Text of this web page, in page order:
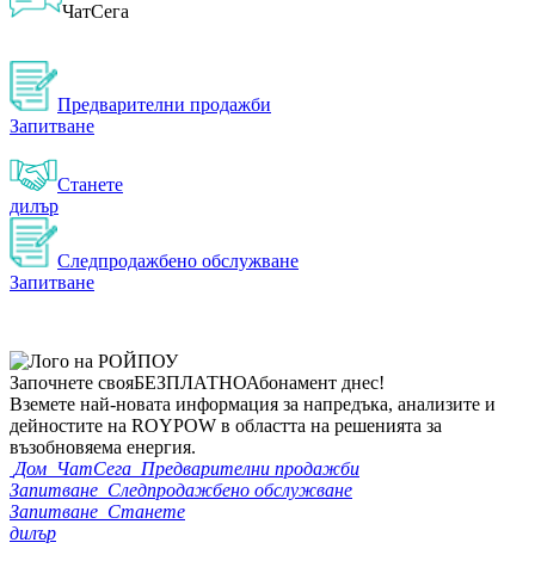
ЧатСега
Предварителни продажби
Запитване
Станете
дилър
Следпродажбено обслужване
Запитване
Започнете свояБЕЗПЛАТНОАбонамент днес!
Вземете най-новата информация за напредъка, анализите и
дейностите на ROYPOW в областта на решенията за
възобновяема енергия.
Дом ЧатСега Предварителни продажби
Запитване Следпродажбено обслужване
Запитване Станете
дилър